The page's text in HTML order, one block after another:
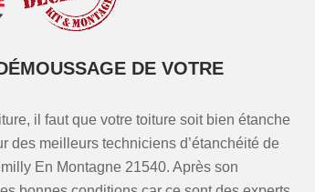
DE VOTRE
il faut que votre toiture soit bien étanche
des meilleurs techniciens d’étanchéité de
En Montagne 21540. Après son